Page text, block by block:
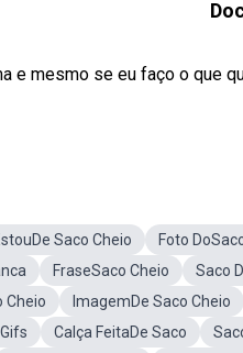
e mesmo se eu faço o que
Saco Cheio Foto
FraseSaco Cheio Saco
Cheio
ImagemDe Saco Cheio
Calça FeitaDe Saco